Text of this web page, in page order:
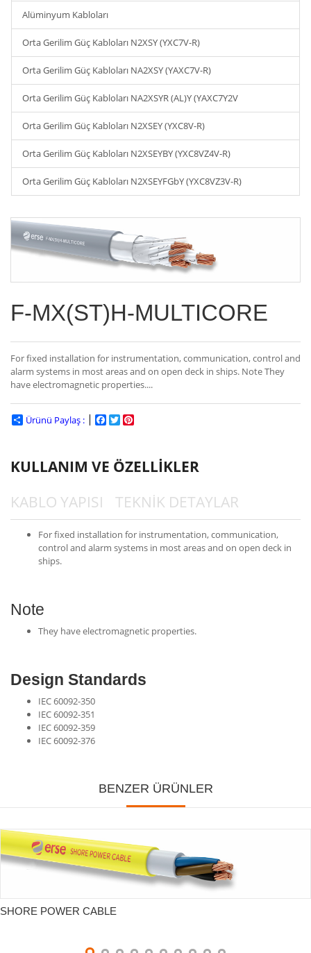
Alüminyum Kabloları
Orta Gerilim Güç Kabloları N2XSY (YXC7V-R)
Orta Gerilim Güç Kabloları NA2XSY (YAXC7V-R)
Orta Gerilim Güç Kabloları NA2XSYR (AL)Y (YAXC7Y2V
Orta Gerilim Güç Kabloları N2XSEY (YXC8V-R)
Orta Gerilim Güç Kabloları N2XSEYBY (YXC8VZ4V-R)
Orta Gerilim Güç Kabloları N2XSEYFGbY (YXC8VZ3V-R)
F-MX(ST)H-MULTICORE
For fixed installation for instrumentation, communication, control and
alarm systems in most areas and on open deck in ships. Note They
have electromagnetic properties....
Ürünü Paylaş : Facebook
Twitter
KULLANIM VE ÖZELLİKLER
KABLO YAPISI
TEKNİK DETAYLAR
For fixed installation for instrumentation, communication,
control and alarm systems in most areas and on open deck in
ships.
Note
They have electromagnetic properties.
Design Standards
IEC 60092-350
IEC 60092-351
IEC 60092-359
IEC 60092-376
BENZER ÜRÜNLER
SHORE POWER CABLE